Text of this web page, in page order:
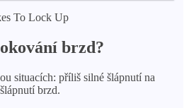
brzd?
situacích: příliš silné šlápnutí na
brzd.